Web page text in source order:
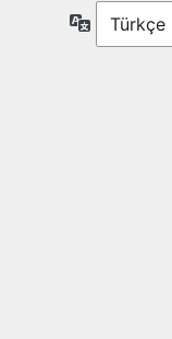
Dil